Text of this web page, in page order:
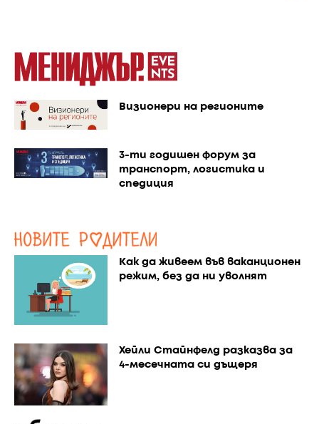
Визионери на регионите
3-ти годишен форум за
транспорт, логистика и
спедиция
Как да живеем във ваканционен
режим, без да ни уволнят
Хейли Стайнфелд разказва за
4-месечната си дъщеря